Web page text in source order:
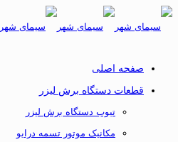
صفحه اصلی
قطعات دستگاه برش لیزر
تیوب دستگاه برش لیزر
مکانیک موتور تسمه درایو